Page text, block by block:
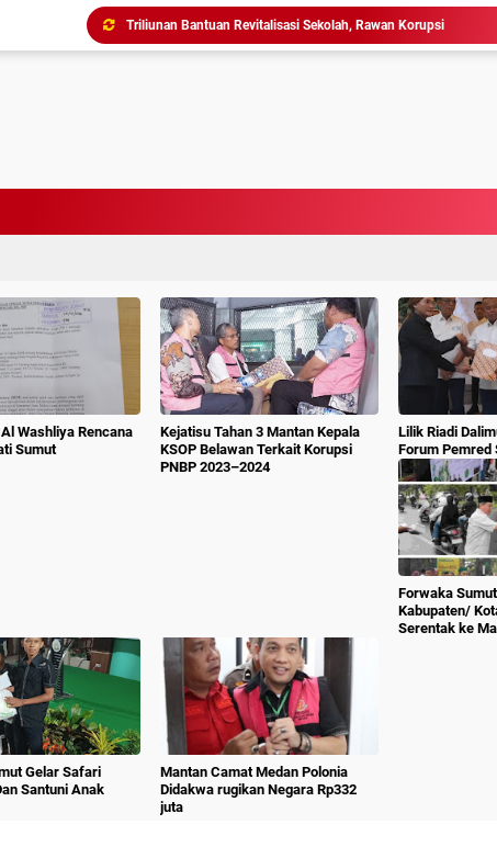
Triliunan Bantuan Revitalisasi Sekolah, Rawan Korupsi
Menindak Lanjuti Arahan Gubsu,Tim Terpadu Tindak Tegas
Washliya Rencana
Sumut
Kejatisu Tahan 3 Mantan Kepala
KSOP Belawan Terkait Korupsi
PNBP 2023–2024
Lilik Riadi
Forum Pemred
Forwaka
Kabupaten/
Serentak ke
Gelar Safari
Santuni Anak
Mantan Camat Medan Polonia
Didakwa rugikan Negara Rp332
juta